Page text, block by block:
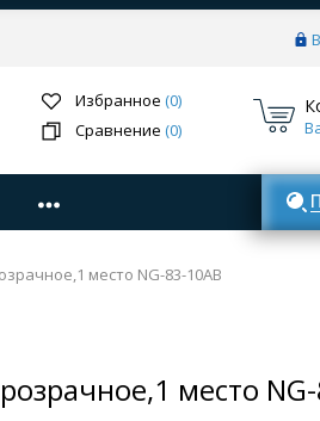
Избранное (0)
Сравнение (0)
место NG-83-10AB
место